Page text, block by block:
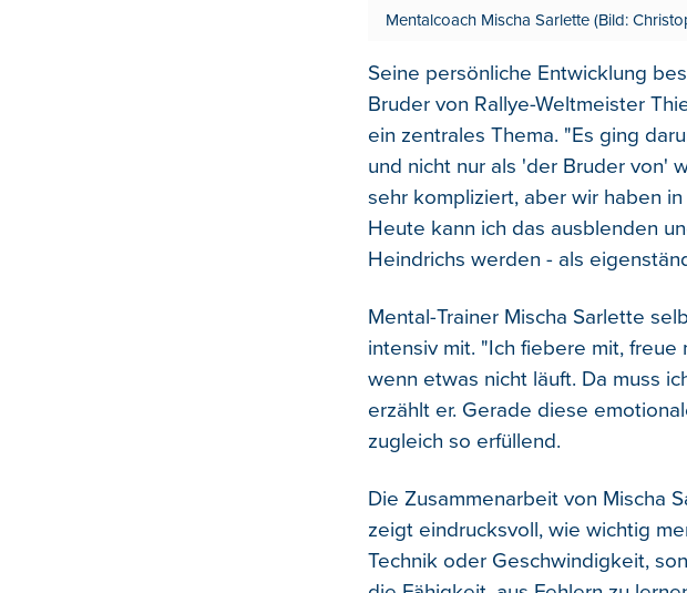
Mentalcoach Mischa Sarlette (Bild:
Seine persönliche Entwicklung
Bruder von Rallye-Weltmeister
ein zentrales Thema. "Es ging
und nicht nur als 'der Bruder von'
sehr kompliziert, aber wir haben
Heute kann ich das ausblenden
Heindrichs werden - als
Mental-Trainer Mischa Sarlette
intensiv mit. "Ich fiebere mit,
wenn etwas nicht läuft. Da muss
erzählt er. Gerade diese
zugleich so erfüllend.
Die Zusammenarbeit von Mischa
zeigt eindrucksvoll, wie wichtig
Technik oder Geschwindigkeit,